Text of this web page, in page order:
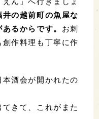
井の越前町の魚屋な
るからです。 お刺
作料理も丁寧に作
酒会が開かれたの
きて、これがまた